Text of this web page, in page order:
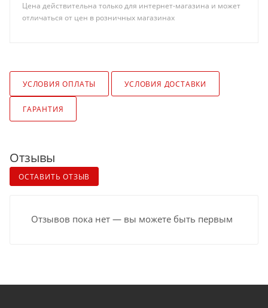
Цена действительна только для интернет-магазина и может
отличаться от цен в розничных магазинах
УСЛОВИЯ ОПЛАТЫ УСЛОВИЯ ДОСТАВКИ
ГАРАНТИЯ
Отзывы
ОСТАВИТЬ ОТЗЫВ
Отзывов пока нет — вы можете быть первым